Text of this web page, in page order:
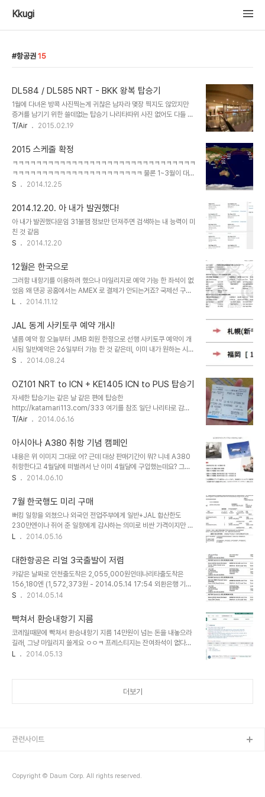
Kkugi
항공권 15
DL584 / DL585 NRT - BKK 왕복 탑승기
1월에 다녀온 방콕 사진찍는게 귀찮은 남자라 몇장 찍지도 않았지만
증거를 남기기 위한 쓸데없는 탑승기 나리타따위 사진 없어도 다들 아
시잖아요? 그래서 패쓰함 델타 스카이클럽 입구 다들 델타 스카이클럽
딩패스는 신속배달 카운터에서 빳빳한 종이로 받아야지요 엣헴 비루
한 N클이지만, 골드 메달리온 덕분에 비상구좌석 지정 + ZONE SKY
항상 똑같은 메뉴임 매일 바뀌는 메뉴까지도 안바라고, 그냥 월별로라
도 바뀌었으면 근데 블루치즈드레싱은 사랑임 출발 게이트는 24번 게
이트 만석이라 기다리는 사람도 많음 기재는 흔한 A333 외관 사진
ZONE SKY 첫빠따로 탔는데, 이미 유아..
T/Air 2015.02.19
2015 스케줄 확정
ㅋㅋㅋㅋㅋㅋㅋㅋㅋㅋㅋㅋㅋㅋㅋㅋㅋㅋㅋㅋㅋㅋㅋㅋㅋㅋㅋㅋㅋㅋㅋ
ㅋㅋㅋㅋㅋㅋㅋㅋㅋㅋㅋㅋㅋㅋㅋㅋㅋㅋㅋㅋㅋㅋ 물론 1~3월이 대부
분 하계스케줄은 예약 세개밖에 없음 123,301마일 탑승예정 ㅅㅅㅅ
는 12만마일이라니요
S 2014.12.25
2014.12.20. 아 내가 발권했다!
아 내가 발권했다운임 31불잼 정보만 던져주면 검색하는 내 능력이 미
친 것 같음
S
2014.12.20
12월은 한국으로
그러함 내항기를 이용하려 했으나 마일리지로 예약 가능 한 좌석이 없
었음 왜 댄공 공홈에서는 AMEX 로 결제가 안되는거죠? 국제선 구간
은 사전좌석지정 41열 이후로만 뜨길래 안함 ㅗㅗ 체크인할 때 앞쪽이
L 2014.11.12
JAL 동계 사키토쿠 예약 개시!
낼름 예약 함 오늘부터 JMB 회원 한정으로 선행 사키토쿠 예약이 개
시됨 일반예약은 26일부터 가능 한 것 같은데, 이미 내가 원하는 시간
대는 만석 줄줄이 뜸 ^^;; 원하지 않는 시간대에 JAL 국내선 신퀄리티
되길래 아직 탑승 경험이 없으므로 치토세와 후쿠오카 둘 다 신기재 투
입편으로 예약 ㅇㅇ 슈퍼사키토쿠는 저렴한 대신에 FLY ON 포인트
에 추가제공 400포인트가 안붙음사키토쿠 A/B 는 슈퍼사키토쿠보
다 조금 비싼 대신에 FLY ON 추가제공 포인트 붙음. 대신 투어프리
미엄 보너스마일리지는 없음. 어차피 올해는 FLY ON 3만 채우기도
S 2014.08.24
OZ101 NRT to ICN + KE1405 ICN to PUS 탑승기
자세한 탑승기는 같은 날 같은 편에 탑승한
http://katamari113.com/333 여기를 참조 일단 나리타로 감
Suica & N'EX 가 폐지되어서, 편도는 리무진버스를 이용 함.만 25
도착해서 체크인 함. 체크인 하면서 대한항공 내항기 e-ticket 을 보
여주며, 수하물도 부산까지 체크인 해 주세여~ 했더니"고객님 인천-
부산은 국내선이라 인천에 내리셔서 짐 찾은 다음 대한항공 카운터 가
서 다시 부치셔야 됩니다" 아니 이게 무슨 그지깽깽이같은 소리임 ㅡ
ㅡ "저기요, 그거 단순 국내선 아니고 환승전용 내항기거든요? 짐 인천
마련 해 주실건가요?" 라며 따졌더..
T/Air 2014.06.16
아시아나 A380 취항 기념 캠페인
내용은 위 이미지 그대로 어? 근데 대상 판매기간이 뭐? 니네 A380
취항한다고 4월달에 떠벌려서 난 이미 4월달에 구입했는데요? 그래
놓고 뭐? 장난침? 금요일에 나리타 가서 체크인 카운터 엎어야겠음 ㅇ
S 2014.06.10
7월 한국행도 미리 구매
뻐킹 일항을 외쳤으나 외국인 전업주부에게 일반+JAL 합산한도
230만엔이나 쥐어 준 일항에게 감사하는 의미로 비싼 가격이지만 일
항으로 끊어줬습니다 헤헿
L 2014.05.16
대한항공은 리얼 3국출발이 저렴
캬같은 날짜로 인천출도착은 2,055,000원인데나리타출도착은
156,180엔 (1,572,373원 - 2014.05.14 17:54 외환은행 기준
환율) 대략 50만원 정도 저렴함 ㄷㄷ K클이라 마일리지 100% 적립
S 2014.05.14
빡쳐서 환승내항기 지름
코레일때문에 빡쳐서 환승내항기 지름 14만원이 넘는 돈을 내놓으라
길래, 그냥 마일리지 쓸게요 ㅇㅇㅋ 프레스티지는 잔여좌석이 없다네
흑흑 근데... 왜 홈페이지 예약 기록은 저 모양이지!?
L 2014.05.13
더보기
Copyright © Daum Corp. All rights reserved.
관련사이트